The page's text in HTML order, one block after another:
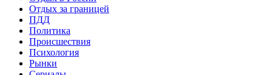
Отдых за границей
ПДД
Политика
Происшествия
Психология
Рынки